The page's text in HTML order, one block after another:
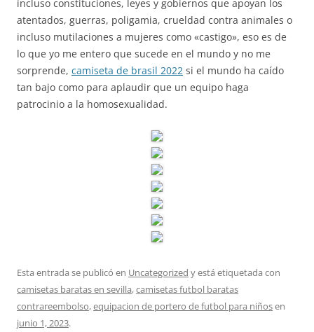
incluso constituciones, leyes y gobiernos que apoyan los
atentados, guerras, poligamia, crueldad contra animales o
incluso mutilaciones a mujeres como «castigo», eso es de
lo que yo me entero que sucede en el mundo y no me
sorprende, camiseta de brasil 2022 si el mundo ha caído
tan bajo como para aplaudir que un equipo haga
patrocinio a la homosexualidad.
Esta entrada se publicó en Uncategorized y está etiquetada con
camisetas baratas en sevilla,camisetas futbol baratas
contrareembolso,equipacion de portero de futbol para niñosen
junio 1, 2023.